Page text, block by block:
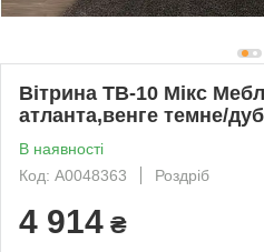
Вітрина ТВ-10 Мікс
атланта,венге темне/
В наявності
Код: А0048363
Роздріб
4 914 ₴